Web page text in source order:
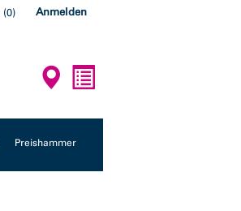
(0) Anmelden
Preishammer